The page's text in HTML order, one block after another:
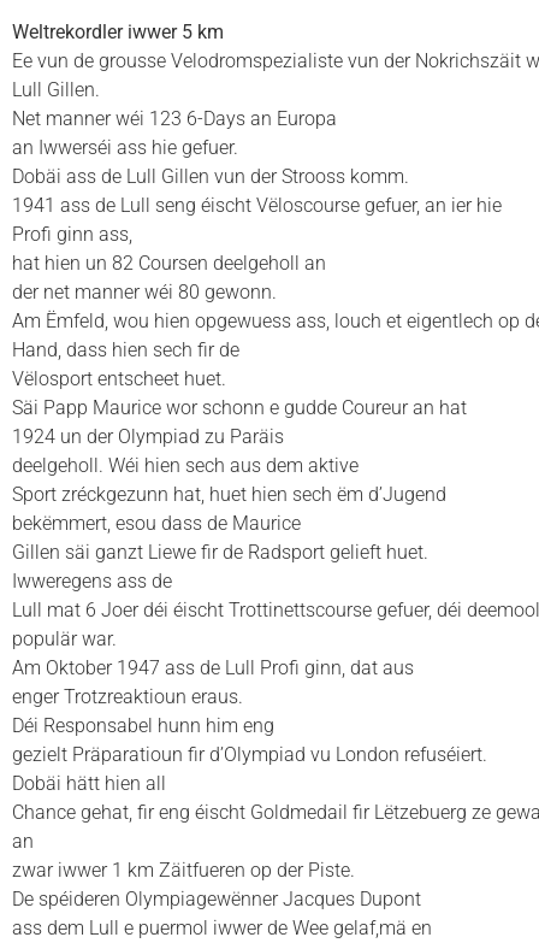
Weltrekordleriwwer 5 km
Ee vun de grousse Velodromspezialiste vun der Nokrichszäit
Lull Gillen.
Net manner wéi 123 6-Days an Europa
an Iwwerséi ass hie gefuer.
Dobäi ass de Lull Gillen vun der Strooss komm.
1941 ass de Lull seng éischt Vëloscourse gefuer, an ier hie
Profi ginn ass,
hat hien un 82 Coursen deelgeholl an
der net manner wéi 80 gewonn.
Am Ëmfeld, wou hien opgewuess ass, louch et eigentlech op
Hand, dass hien sech fir de
Vëlosport entscheet huet.
Säi Papp Maurice wor schonn e gudde Coureur an hat
1924 un der Olympiad zu Paräis
deelgeholl. Wéi hien sech aus dem aktive
Sport zréckgezunn hat, huet hien sech ëm d’Jugend
bekëmmert, esou dass de Maurice
Gillen säi ganzt Liewe fir de Radsport gelieft huet.
Iwweregens ass de
Lull mat 6 Joer déi éischt Trottinettscourse gefuer, déi
populär war.
Am Oktober 1947 ass de Lull Profi ginn, dat aus
enger Trotzreaktioun eraus.
Déi Responsabel hunn him eng
gezielt Präparatioun fir d’Olympiad vu London refuséiert.
Dobäi hätt hien all
Chance gehat, fir eng éischt Goldmedail fir Lëtzebuerg ze
an
zwar iwwer 1 km Zäitfueren op der Piste.
De spéideren Olympiagewënner Jacques Dupont
ass dem Lull e puermol iwwer de Wee gelaf,mä en